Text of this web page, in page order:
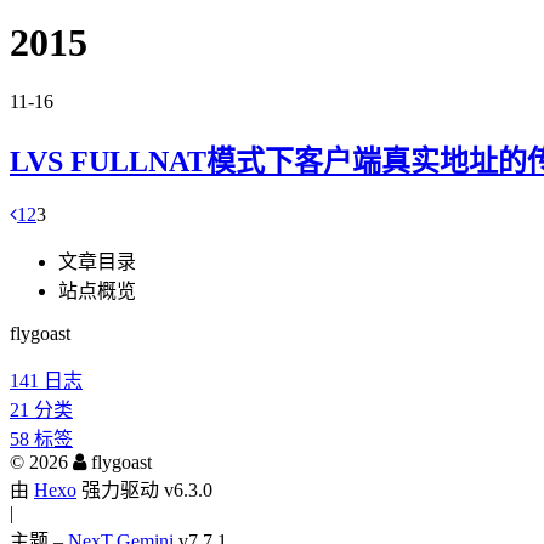
2015
11-16
LVS FULLNAT模式下客户端真实地址的
1 23
文章目录
站点概览
flygoast
141
日志
21 分类
58 标签
© 2026
flygoast
由 Hexo 强力驱动 v6.3.0
|